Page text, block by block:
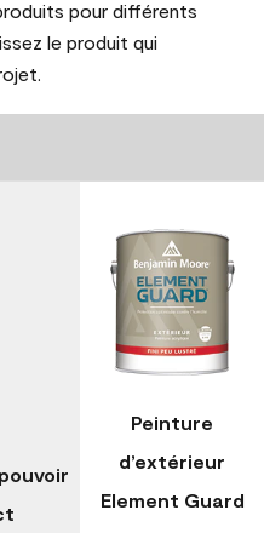
pour différents
le produit qui
Peinture
d’extérieur
Element Guard